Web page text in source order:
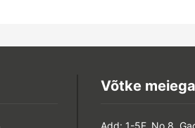
Võtke
Add: 1-5F, No.8,